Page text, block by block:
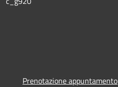
Prenotazione appuntamento